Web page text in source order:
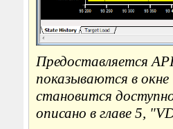
Предоставляется
показываются в
становится
описано в главе 5,